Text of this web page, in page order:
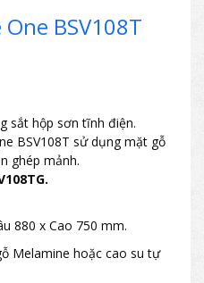
BSV108T
sắt hộp sơn tĩnh điện.
BSV108T sử dụng mặt gỗ
ghép mảnh.
880 x Cao 750 mm.
Melamine hoặc cao su tự